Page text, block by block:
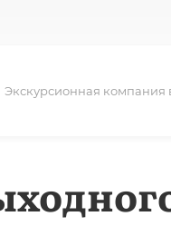
Экскурсионная компания